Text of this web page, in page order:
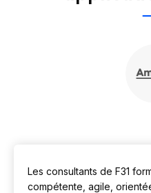
Les consultants de F31
compétente, agile,